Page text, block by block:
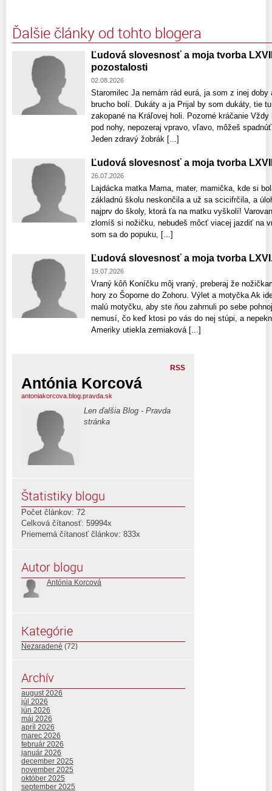
Ďalšie články od tohto blogera
Ľudová slovesnosť a moja tvorba
pozostalosti
02.08.2026
Staromilec Ja nemám rád eurá, ja som z inej
brucho bolí. Dukáty a ja Prijal by som dukáty, tie
zakopané na Kráľovej holi. Pozorné kráčanie
pod nohy, nepozeraj vpravo, vľavo, môžeš
Jeden zdravý žobrák [...]
Ľudová slovesnosť a moja tvorba
26.07.2026
Lajdácka matka Mama, mater, mamička, kde si
základnú školu neskončila a už sa scicifrčila, a
najprv do školy, ktorá ťa na matku vyškolí!
zlomíš si nožičku, nebudeš môcť viacej jazdiť na
som sa do popuku, [...]
Ľudová slovesnosť a moja tvorba
19.07.2026
Vraný kôň Koníčku môj vraný, preberaj že
hory zo Šoporne do Zohoru. Výlet a motyčka Ak
malú motyčku, aby ste ňou zahrnuli po sebe
nemusí, čo keď ktosi po vás do nej stúpi, a
Ameriky utiekla zemiaková [...]
RSS
Antónia Korcová
antoniakorcova.blog.pravda.sk
Len ďalšia Blog - Pravda
stránka
Štatistiky blogu
Počet článkov: 72
Celková čítanosť: 59994x
Priemerná čítanosť článkov: 833x
Autor blogu
Antónia Korcová
Kategórie
Nezaradené (72)
Archív
august 2026
júl 2026
jún 2026
máj 2026
apríl 2026
marec 2026
február 2026
január 2026
december 2025
november 2025
október 2025
september 2025